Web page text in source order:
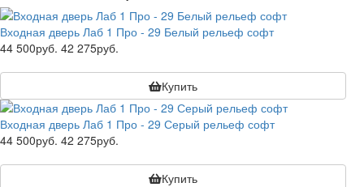
Входная дверь Лаб 1 Про - 29 Белый рельеф софт
44 500руб. 42 275руб.
Купить
Входная дверь Лаб 1 Про - 29 Серый рельеф софт
44 500руб. 42 275руб.
Купить